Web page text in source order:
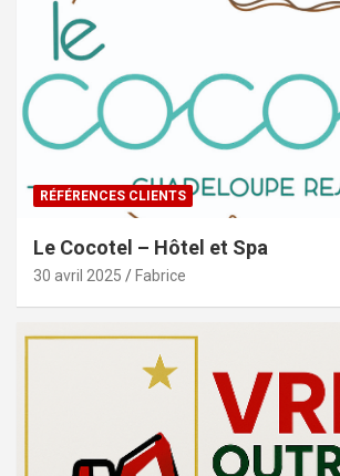
RÉFÉRENCES CLIENTS
Le Cocotel – Hôtel et Spa
30 avril 2025 Fabrice